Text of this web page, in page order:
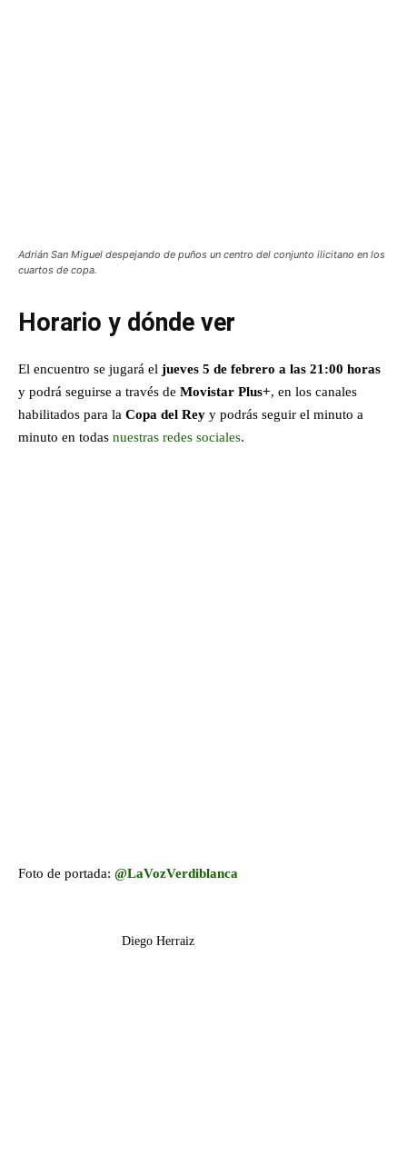
Adrián San Miguel despejando de puños un centro del conjunto ilicitano en los
cuartos de copa.
Horario y dónde ver
El encuentro se jugará el jueves 5 de febrero a las 21:00 horas
y podrá seguirse a través de Movistar Plus+, en los canales
habilitados para la Copa del Rey y podrás seguir el minuto a
minuto en todas nuestras redes sociales.
Foto de portada: @LaVozVerdiblanca
Diego Herraiz